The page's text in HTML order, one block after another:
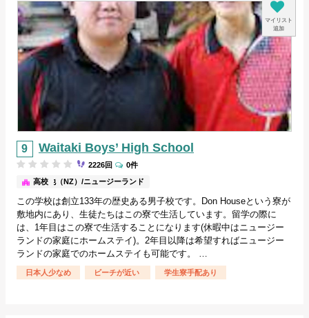
マイリスト
追加
Waitaki Boys’ High School
その他（NZ）/ニュージーランド
高校
2226回 0件
この学校は創立133年の歴史ある男子校です。Don Houseという寮が
敷地内にあり、生徒たちはこの寮で生活しています。留学の際に
は、1年目はこの寮で生活することになります(休暇中はニュージー
ランドの家庭にホームステイ)。2年目以降は希望すればニュージー
ランドの家庭でのホームステイも可能です。 …
日本人少なめ ビーチが近い 学生寮手配あり